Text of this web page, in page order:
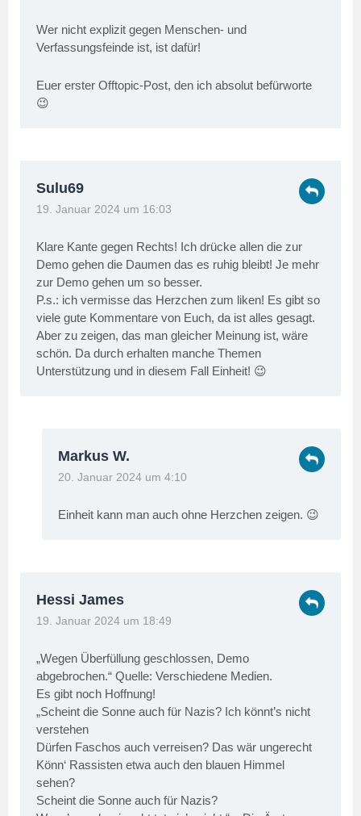
Wer nicht explizit gegen Menschen- und
Verfassungsfeinde ist, ist dafür!
Euer erster Offtopic-Post, den ich absolut befürworte
😉
Sulu69
19. Januar 2024 um 16:03
Klare Kante gegen Rechts! Ich drücke allen die zur
Demo gehen die Daumen das es ruhig bleibt! Je mehr
zur Demo gehen um so besser.
P.s.: ich vermisse das Herzchen zum liken! Es gibt so
viele gute Kommentare von Euch, da ist alles gesagt.
Aber zu zeigen, das man gleicher Meinung ist, wäre
schön. Da durch erhalten manche Themen
Unterstützung und in diesem Fall Einheit! 😉
Markus W.
20. Januar 2024 um 4:10
Einheit kann man auch ohne Herzchen zeigen. 😉
Hessi James
19. Januar 2024 um 18:49
„Wegen Überfüllung geschlossen, Demo
abgebrochen.“ Quelle: Verschiedene Medien.
Es gibt noch Hoffnung!
„Scheint die Sonne auch für Nazis? Ich könnt’s nicht
verstehen
Dürfen Faschos auch verreisen? Das wär ungerecht
Könn‘ Rassisten etwa auch den blauen Himmel
sehen?
Scheint die Sonne auch für Nazis?